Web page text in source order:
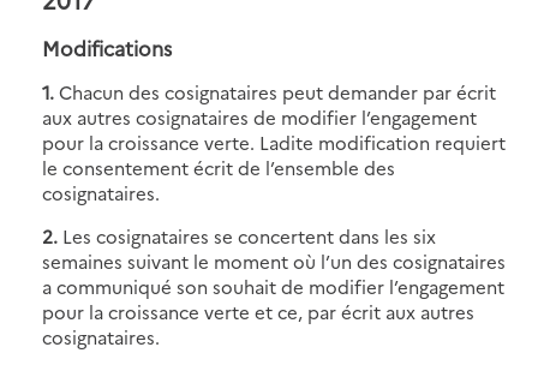
Modifications
1.Chacun des cosignataires peut demander par écrit
aux autres cosignataires de modifier l’engagement
pour la croissance verte. Ladite modification requiert
le consentement écrit de l’ensemble des
cosignataires.
2. Les cosignataires se concertent dans les six
semaines suivant le moment où l’un des cosignataires
a communiqué son souhait de modifier l’engagement
pour la croissance verte et ce, par écrit aux autres
cosignataires.